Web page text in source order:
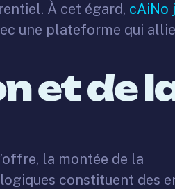
À cet égard, cAiNo
une plateforme qui
et de
la montée de la
constituent des